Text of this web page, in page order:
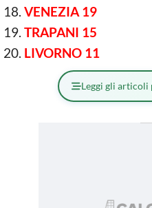
VENEZIA 19
TRAPANI 15
LIVORNO 11
Leggi gli articoli